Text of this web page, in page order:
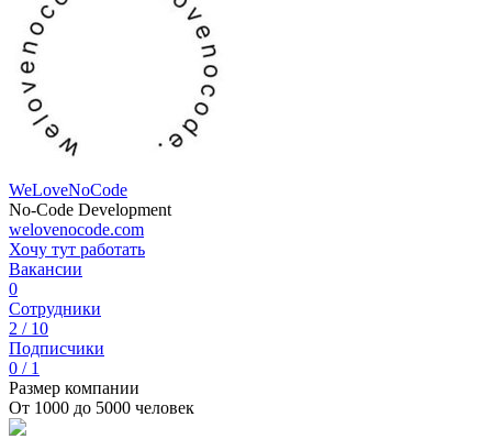
WeLoveNoCode
No-Code Development
welovenocode.com
Хочу тут работать
Вакансии
0
Сотрудники
2 / 10
Подписчики
0 / 1
Размер компании
От 1000 до 5000 человек